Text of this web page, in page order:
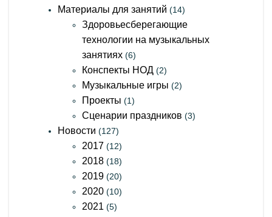
Материалы для занятий (14)
Здоровьесберегающие
технологии на музыкальных
занятиях (6)
Конспекты НОД (2)
Музыкальные игры (2)
Проекты (1)
Сценарии праздников (3)
Новости (127)
2017 (12)
2018 (18)
2019 (20)
2020 (10)
2021 (5)